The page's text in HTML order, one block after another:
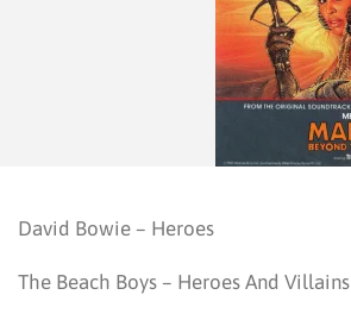
David Bowie – Heroes
The Beach Boys – Heroes And Villains